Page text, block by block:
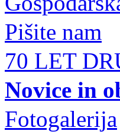
Pišite nam
70 LET
Novice in
Fotogalerija